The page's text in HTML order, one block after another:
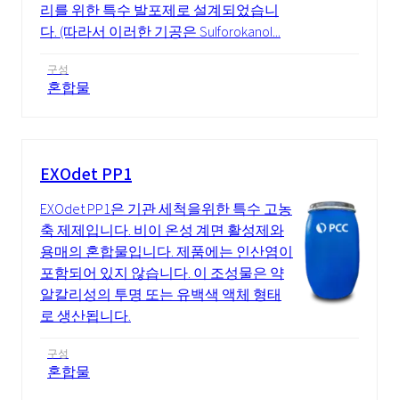
리를 위한 특수 발포제로 설계되었습니
다. (따라서 이러한 기공은 Sulforokanol...
구성
혼합물
EXOdet PP1
EXOdet PP1은 기관 세척을위한 특수 고농
축 제제입니다. 비이 온성 계면 활성제와
용매의 혼합물입니다. 제품에는 인산염이
포함되어 있지 않습니다. 이 조성물은 약
알칼리성의 투명 또는 유백색 액체 형태
로 생산됩니다.
구성
혼합물